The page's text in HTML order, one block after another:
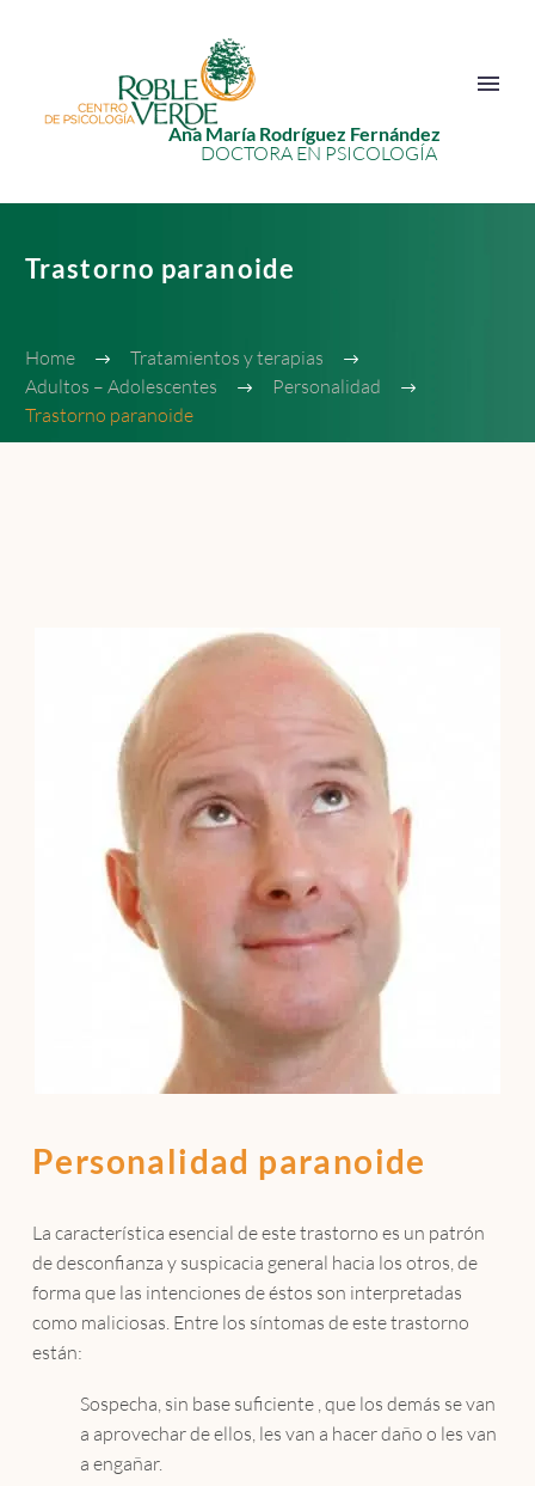
Ana María Rodríguez Fernández
DOCTORA EN PSICOLOGÍA
Localízanos
Solicita cita
Trastorno paranoide
Home
Tratamientos y terapias
Adultos – Adolescentes
Personalidad
Trastorno paranoide
Personalidad paranoide
La característica esencial de este trastorno es un patrón
de desconfianza y suspicacia general hacia los otros, de
forma que las intenciones de éstos son interpretadas
como maliciosas. Entre los síntomas de este trastorno
están:
Sospecha, sin base suficiente , que los demás se van
a aprovechar de ellos, les van a hacer daño o les van
a engañar.